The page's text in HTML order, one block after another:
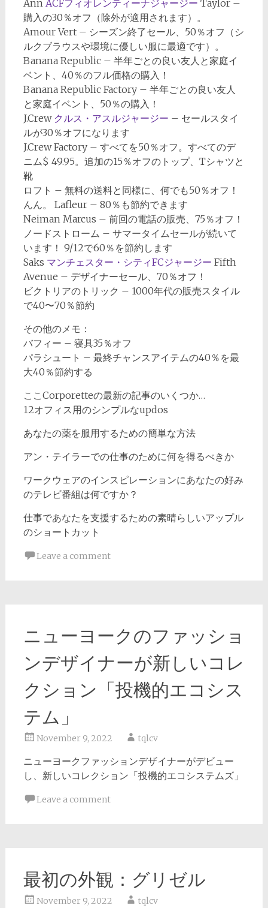
Ann ACFフィオレンティーナジャージー Taylor –
購入の30％オフ（除外が適用されます）。
Amour Vert – シーズン終了セール、50％オフ（シ
ルクブラウスや環境に優しい服に最適です）。
Banana Republic – 半年ごとの良い友人と家庭イ
ベント、40％のフル価格の購入！
Banana Republic Factory – 半年ごとの良い友人
と家庭イベント、50％の購入！
J.Crew クルス・アスルジャージー – セールスタイ
ルが30％オフになります
J.Crew Factory – すべてを50％オフ。すべてのデ
ニム$ 49.95。追加の15％オフのトップ、Tシャツと
靴
ロフト – 無料の送料と同様に、何でも50％オフ！
んん。 Lafleur – 80％も節約できます
Neiman Marcus – 前回の電話の販売、75％オフ！
ノードストローム – サマータイムセールが続いて
います！ 9/12で60％を節約します
Saks マンチェスター・シティFCジャージー Fifth
Avenue – デザイナーセール、70％オフ！
ビクトリアのトリック – 1000年代の販売スタイル
で40〜70％節約
その他のメモ：
バフィー – 寝具35％オフ
パラシュート – 最終チャンスアイテムの40％を最
大40％節約する
ここCorporetteの最新の記事のいくつか…
12オフィス用のシンプルなupdos
あなたの薬を服用するための簡単な方法
アン・テイラーでの仕事のために何を得るべきか
ワークウェアのインスピレーションにあなたの好み
のテレビ番組は何ですか？
仕事であなたを支援するための素晴らしいアップル
のショートカット
Leave a comment
ニューヨークのファッショ
ンデザイナーが新しいコレ
クション「投機的エコシス
テム」
November 9, 2022 tqlcv
ニューヨークファッションデザイナーがデビュー
し、新しいコレクション「投機的エコシステムズ」
Leave a comment
最初の外観：グリゼル
November 9, 2022 tqlcv